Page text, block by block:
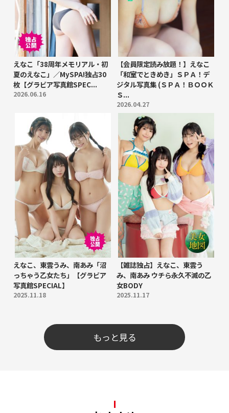
えなこ「38周年メモリアル・初
夏のえなこ」／MySPA!独占30
枚【グラビア写真館SPEC...
2026.06.16
【会員限定読み放題！】えなこ
「和室でときめき」ＳＰＡ！デ
ジタル写真集 (ＳＰＡ！ＢＯＯＫ
Ｓ...
2026.04.27
えなこ、東雲うみ、南あみ「沼
っちゃう乙女たち」【グラビア
写真館SPECIAL】
2025.11.18
【雑誌独占】えなこ、東雲う
み、南あみ ウチら永久不滅の乙
女BODY
2025.11.17
もっと見る